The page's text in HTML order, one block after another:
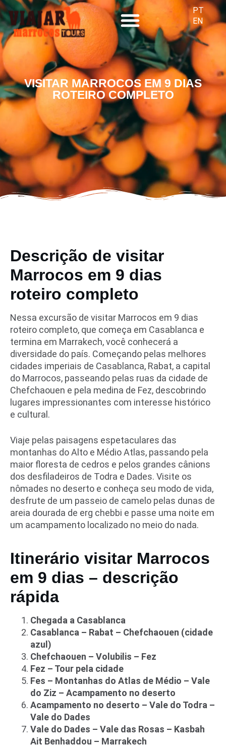
PT
EN
VISITAR MARROCOS EM 9 DIAS
ROTEIRO COMPLETO
Descrição de visitar
Marrocos em 9 dias
roteiro completo
Nessa excursão de visitar Marrocos em 9 dias
roteiro completo, que começa em Casablanca e
termina em Marrakech, você conhecerá a
diversidade do país. Começando pelas melhores
cidades imperiais de Casablanca, Rabat, a capital
do Marrocos, passeando pelas ruas da cidade de
Chefchaouen e pela medina de Fez, descobrindo
lugares impressionantes com interesse histórico
e cultural.
Viaje pelas paisagens espetaculares das
montanhas do Alto e Médio Atlas, passando pela
maior floresta de cedros e pelos grandes cânions
dos desfiladeiros de Todra e Dades. Visite os
nômades no deserto e conheça seu modo de vida,
desfrute de um passeio de camelo pelas dunas de
areia dourada de erg chebbi e passe uma noite em
um acampamento localizado no meio do nada.
Itinerário visitar Marrocos
em 9 dias – descrição
rápida
Chegada a Casablanca
Casablanca – Rabat – Chefchaouen (cidade
azul)
Chefchaouen – Volubilis – Fez
Fez – Tour pela cidade
Fes – Montanhas do Atlas de Médio – Vale
do Ziz – Acampamento no deserto
Acampamento no deserto – Vale do Todra –
Vale do Dades
Vale do Dades – Vale das Rosas – Kasbah
Ait Benhaddou – Marrakech